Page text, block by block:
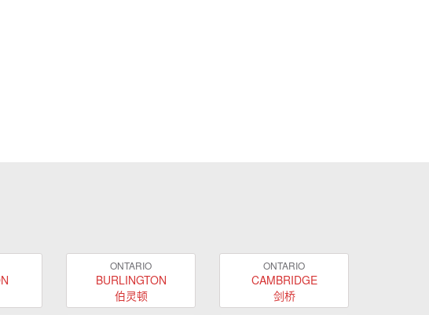
ONTARIO
BURLINGTON
伯灵顿
ONTARIO
CAMBRIDGE
剑桥